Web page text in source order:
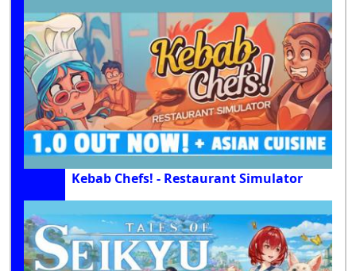
Kebab Chefs! - Restaurant Simulator